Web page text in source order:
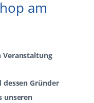
am
Veranstaltung
Gründer
unseren